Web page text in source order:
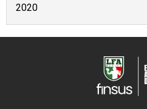
2020